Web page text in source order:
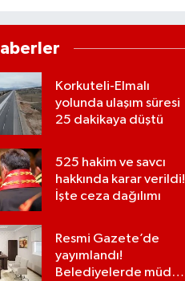
Korkuteli-Elmalı
yolunda ulaşım süresi
25 dakikaya düştü
525 hakim ve savcı
hakkında karar verildi!
İşte ceza dağılımı
Resmi Gazete’de
yayımlandı!
Belediyelerde müdür